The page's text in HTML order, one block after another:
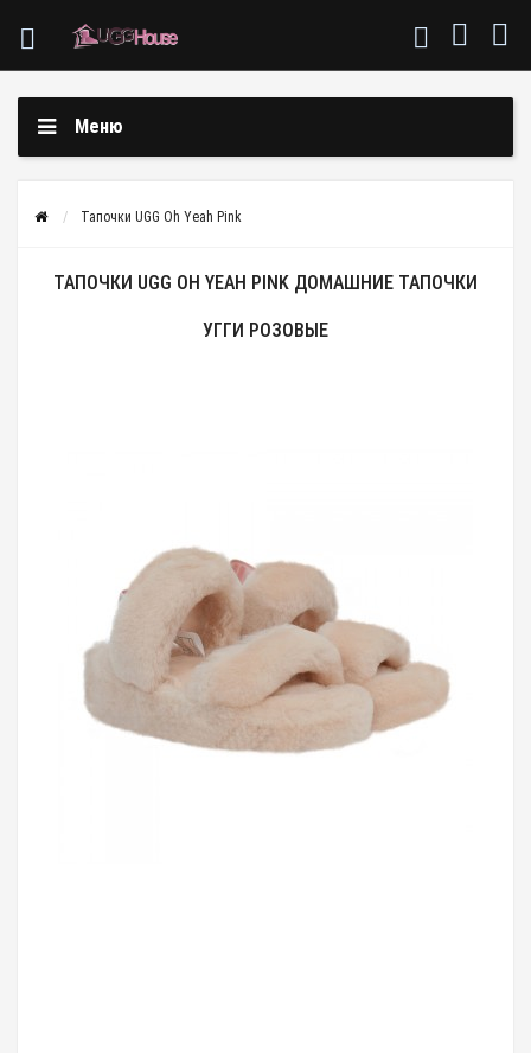
Меню
Тапочки UGG Oh Yeah Pink
ТАПОЧКИ UGG OH YEAH PINK ДОМАШНИЕ ТАПОЧКИ
УГГИ РОЗОВЫЕ